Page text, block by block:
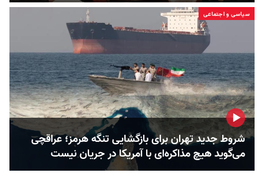
سیاسی و اجتماعی
شروط جدید تهران برای بازگشایی تنگه هرمز؛ عراقچی
می‌گوید هیچ مذاکره‌ای با آمریکا در جریان نیست